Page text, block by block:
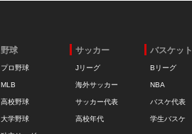
野球
プロ野球
MLB
高校野球
大学野球
サッカー
Jリーグ
海外サッカー
サッカー代表
高校年代
バスケット
Bリーグ
NBA
バスケ代表
学生バスケ